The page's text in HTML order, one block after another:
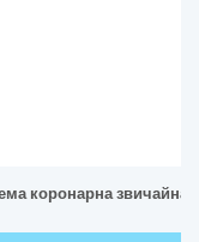
коронарна